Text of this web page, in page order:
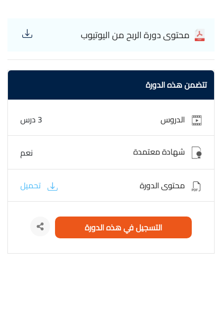
محتوى دورة الربح من اليوتيوب
تتضمن هذه الدورة
الدروس 3 درس
شهادة معتمدة نعم
محتوى الدورة تحميل
التسجيل في هذه الدورة